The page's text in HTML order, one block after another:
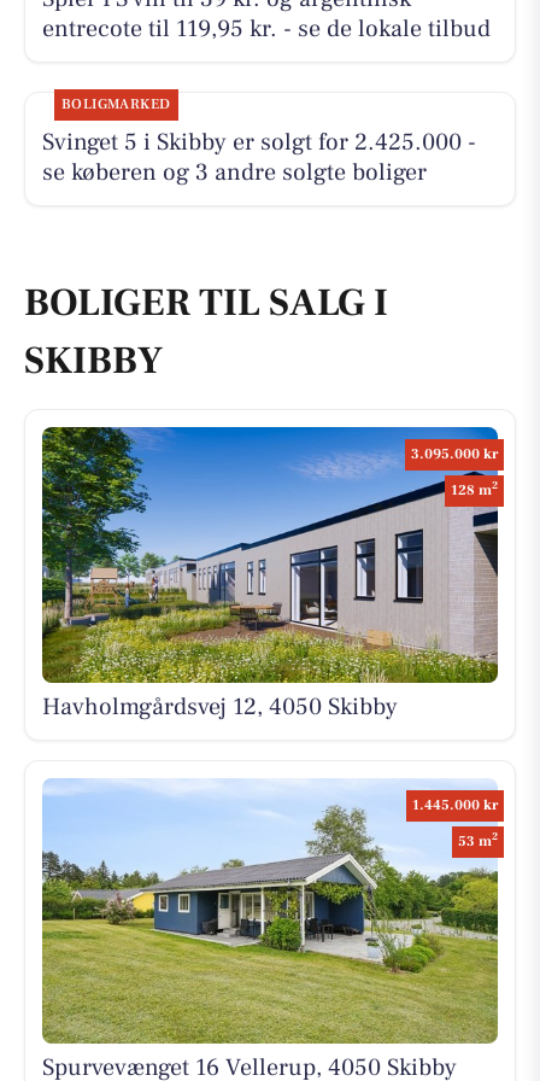
entrecote til 119,95 kr. - se de lokale tilbud
BOLIGMARKED
Svinget 5 i Skibby er solgt for 2.425.000 -
se køberen og 3 andre solgte boliger
BOLIGER TIL SALG I
SKIBBY
3.095.000 kr
128 m2
Havholmgårdsvej 12, 4050 Skibby
1.445.000 kr
53 m2
Spurvevænget 16 Vellerup, 4050 Skibby